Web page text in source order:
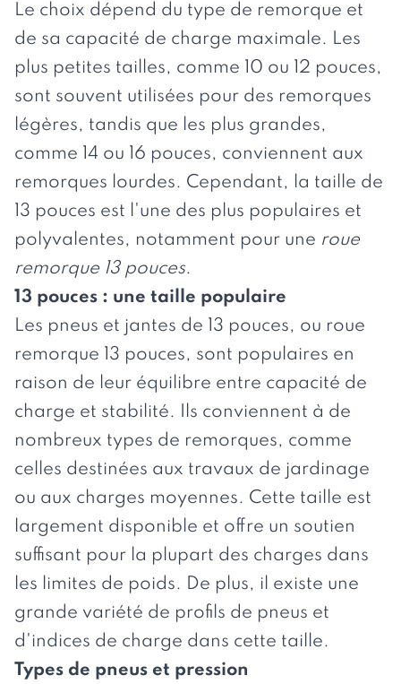
Le choix dépend du type de remorque et
de sa capacité de charge maximale. Les
plus petites tailles, comme 10 ou 12 pouces,
sont souvent utilisées pour des remorques
légères, tandis que les plus grandes,
comme 14 ou 16 pouces, conviennent aux
remorques lourdes. Cependant, la taille de
13 pouces est l'une des plus populaires et
polyvalentes, notamment pour une roue
remorque 13 pouces.
13 pouces : une taille populaire
Les pneus et jantes de 13 pouces, ou roue
remorque 13 pouces, sont populaires en
raison de leur équilibre entre capacité de
charge et stabilité. Ils conviennent à de
nombreux types de remorques, comme
celles destinées aux travaux de jardinage
ou aux charges moyennes. Cette taille est
largement disponible et offre un soutien
suffisant pour la plupart des charges dans
les limites de poids. De plus, il existe une
grande variété de profils de pneus et
d'indices de charge dans cette taille.
Types de pneus et pression